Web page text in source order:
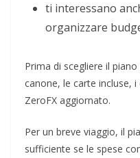
ti interessano
organizzare
Prima di scegliere il
canone, le carte incluse,
ZeroFX aggiornato.
Per un breve viaggio, il
sufficiente se le spese